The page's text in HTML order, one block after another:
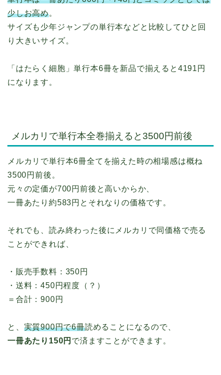
少しお高め。
サイズも少年ジャンプの単行本などと比較してひと回
り大きいサイズ。
「はたらく細胞」単行本6冊を新品で揃えると4191円
になります。
メルカリで単行本全巻揃えると3500円前後
メルカリで単行本6冊全てを揃えた時の相場感は概ね
3500円前後。
元々の定価が700円前後と高いからか、
一冊あたり約583円とそれなりの価格です。
それでも、読み終わった後にメルカリで同価格で売る
ことができれば、
・販売手数料：350円
・送料：450円程度（？）
＝合計：900円
と、 実質900円で6冊読めることになるので、
一冊あたり150円 で済ますことができます。